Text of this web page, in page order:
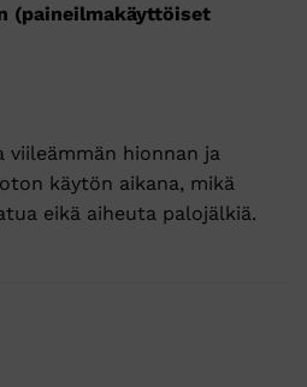
(paineilmakäyttöiset
viileämmän hionnan ja
käytön aikana, mikä
eikä aiheuta palojälkiä.